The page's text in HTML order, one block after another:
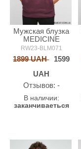
Мужская блузка
MEDICINE
RW23-BLM071
1899 UAH
1599
UAH
Oтзывов: -
В наличии:
заканчиваеться